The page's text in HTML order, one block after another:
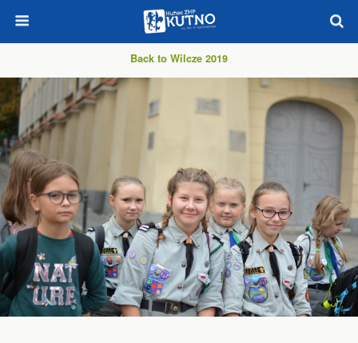
Back to Wilcze 2019